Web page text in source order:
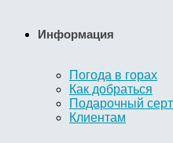
Информация
Погода в горах
Как добраться
Подарочный
Клиентам